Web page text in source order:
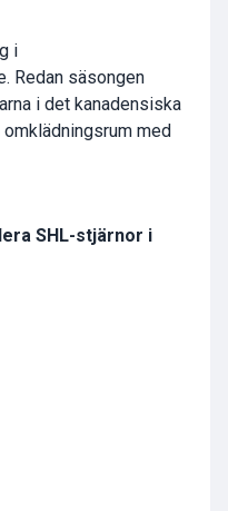
i
Redan säsongen
i det kanadensiska
med
SHL-stjärnor i